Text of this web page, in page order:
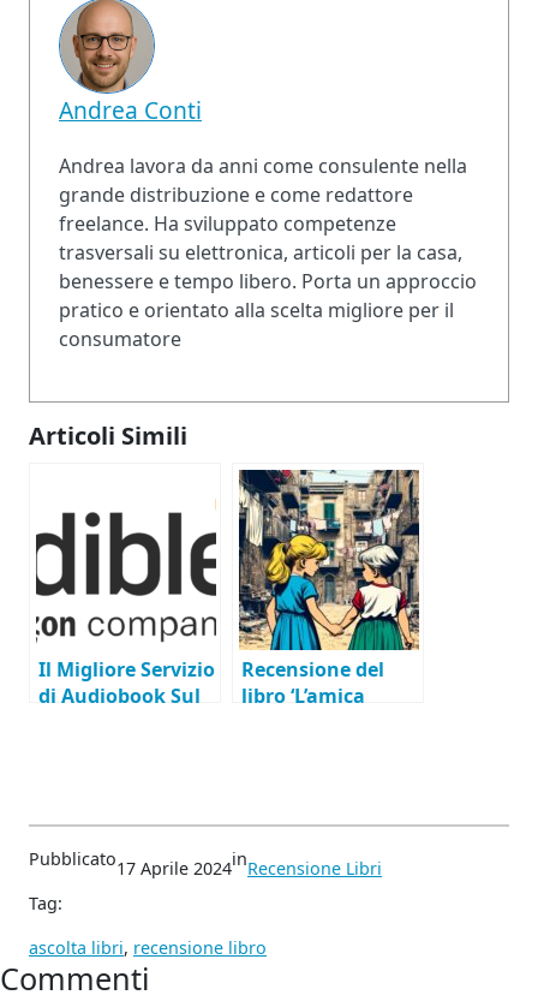
Andrea Conti
Andrea lavora da anni come consulente nella
grande distribuzione e come redattore
freelance. Ha sviluppato competenze
trasversali su elettronica, articoli per la casa,
benessere e tempo libero. Porta un approccio
pratico e orientato alla scelta migliore per il
consumatore
Articoli Simili
Il Migliore Servizio
di Audiobook Sul
Recensione del
libro ‘L’amica
Pubblicato17 Aprile 2024inRecensione Libri
Tag:
ascolta libri, recensione libro
Commenti